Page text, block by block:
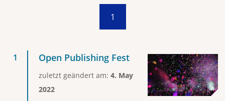
1
Open Publishing Fest
zuletzt geändert am: 4. May
2022